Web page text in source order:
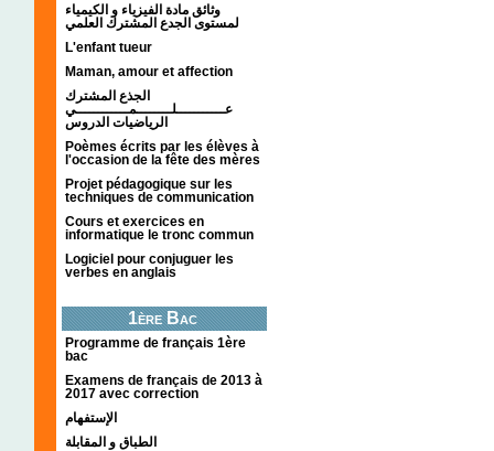
وثائق مادة الفيزياء و الكيمياء
L'enfant tueur
Maman, amour et affection
الجذع المشترك
عـــــــــــلــــــــمــــــــــــي
الرياضيات الدروس
Poèmes écrits par les élèves à
l'occasion de la fête des mères
Projet pédagogique sur les
techniques de communication
Cours et exercices en
informatique le tronc commun
Logiciel pour conjuguer les
verbes en anglais
1ère Bac
Programme de français 1ère
bac
Examens de français de 2013 à
2017 avec correction
الإستفهام
الطباق و المقابلة